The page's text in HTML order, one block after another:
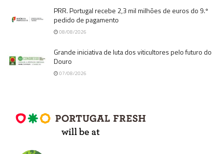
PRR. Portugal recebe 2,3 mil milhões de euros do 9.º
pedido de pagamento
08/08/2026
Grande iniciativa de luta dos viticultores pelo futuro do
Douro
07/08/2026